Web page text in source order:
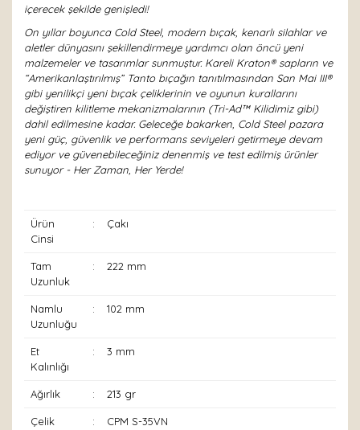
içerecek şekilde genişledi!
On yıllar boyunca Cold Steel, modern bıçak, kenarlı silahlar ve
aletler dünyasını şekillendirmeye yardımcı olan öncü yeni
malzemeler ve tasarımlar sunmuştur. Kareli Kraton® sapların ve
“Amerikanlaştırılmış” Tanto bıçağın tanıtılmasından San Mai III®
gibi yenilikçi yeni bıçak çeliklerinin ve oyunun kurallarını
değiştiren kilitleme mekanizmalarının (Tri-Ad™ Kilidimiz gibi)
dahil edilmesine kadar. Geleceğe bakarken, Cold Steel pazara
yeni güç, güvenlik ve performans seviyeleri getirmeye devam
ediyor ve güvenebileceğiniz denenmiş ve test edilmiş ürünler
sunuyor - Her Zaman, Her Yerde!
Ürün
Cinsi
: Çakı
Tam
Uzunluk
: 222 mm
Namlu
Uzunluğu
: 102 mm
Et
Kalınlığı
: 3 mm
Ağırlık : 213 gr
Çelik
: CPM S-35VN